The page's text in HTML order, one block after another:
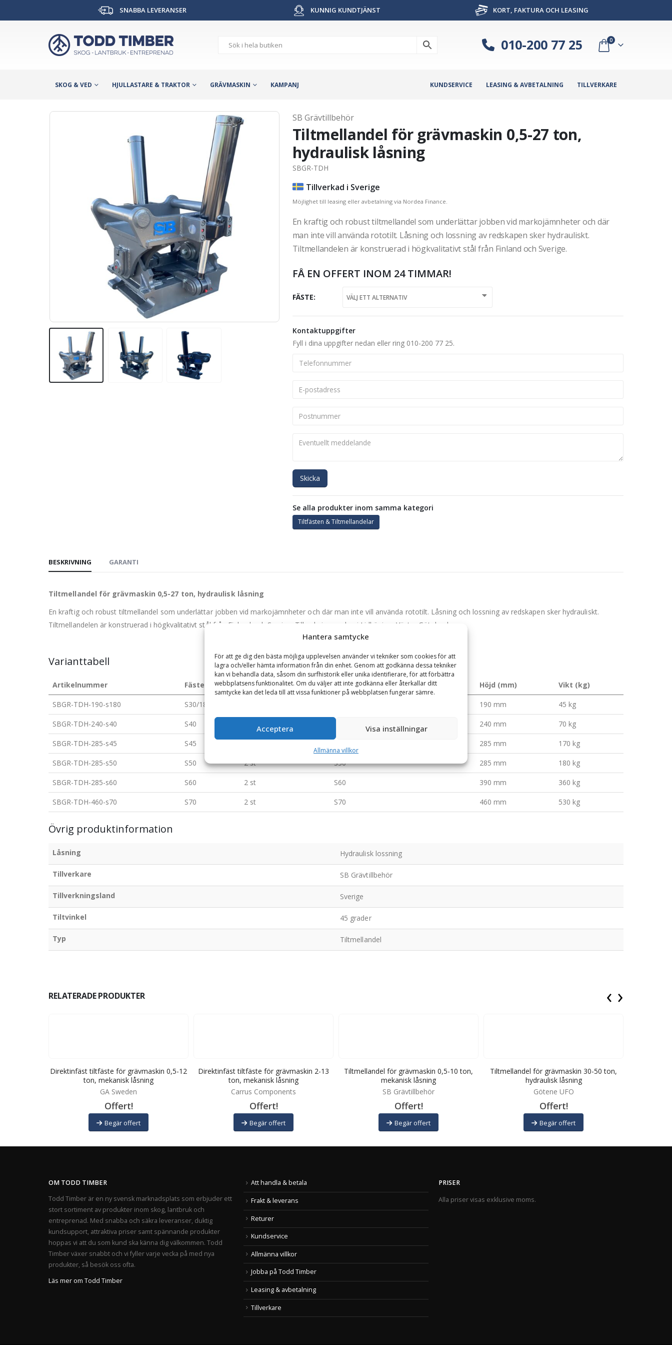
Hantera samtycke
För att ge dig den bästa möjliga upplevelsen använder vi tekniker som cookies för att
lagra och/eller hämta information från din enhet. Genom att godkänna dessa tekniker
kan vi behandla data, såsom din surfhistorik eller unika identifierare, för att förbättra
webbplatsens funktionalitet. Om du väljer att inte godkänna eller återkallar ditt
samtycke kan det leda till att vissa funktioner på webbplatsen fungerar sämre.
Acceptera Visa inställningar
Allmänna villkor
SNABBA LEVERANSER KUNNIG KUNDTJÄNST KORT, FAKTURA OCH LEASING
010-200 77 25 0
SKOG & VED HJULLASTARE & TRAKTOR GRÄVMASKIN KAMPANJ KUNDSERVICE LEASING & AVBETALNING TILLVERKARE
SB Grävtillbehör
Tiltmellandel för grävmaskin 0,5-27 ton,
hydraulisk låsning
SBGR-TDH
Tillverkad i Sverige
Möjlighet till leasing eller avbetalning via Nordea Finance.
En kraftig och robust tiltmellandel som underlättar jobben vid markojämnheter och där
man inte vill använda rototilt. Låsning och lossning av redskapen sker hydrauliskt.
Tiltmellandelen är konstruerad i högkvalitativt stål från Finland och Sverige.
FÅ EN OFFERT INOM 24 TIMMAR!
FÄSTE
Kontaktuppgifter
Fyll i dina uppgifter nedan eller ring 010-200 77 25.
Skicka
Se alla produkter inom samma kategori
Tiltfästen & Tiltmellandelar
BESKRIVNING GARANTI
Tiltmellandel för grävmaskin 0,5-27 ton, hydraulisk låsning
En kraftig och robust tiltmellandel som underlättar jobben vid markojämnheter och där man inte vill använda rototilt. Låsning och lossning av redskapen sker hydrauliskt.
Tiltmellandelen är konstruerad i högkvalitativt stål från Finland och Sverige. Tillverkningen sker i Lidköping, Västra Götaland.
Varianttabell
Artikelnummer Fäste Antal kolvar Fäste (redskapssida) Höjd (mm) Vikt (kg)
SBGR-TDH-190-s180 S30/180 190 mm 45 kg
SBGR-TDH-240-s40 S40 240 mm 70 kg
SBGR-TDH-285-s45 S45 285 mm 170 kg
SBGR-TDH-285-s50 S50 2 st S50 285 mm 180 kg
SBGR-TDH-285-s60 S60 2 st S60 390 mm 360 kg
SBGR-TDH-460-s70 S70 2 st S70 460 mm 530 kg
Övrig produktinformation
Låsning Hydraulisk lossning
Tillverkare SB Grävtillbehör
Tillverkningsland Sverige
Tiltvinkel 45 grader
Typ Tiltmellandel
RELATERADE PRODUKTER
Direktinfäst tiltfäste för grävmaskin 0,5-12
ton, mekanisk låsning
GA Sweden
Offert!
Begär offert
Direktinfäst tiltfäste för grävmaskin 2-13
ton, mekanisk låsning
Carrus Components
Offert!
Begär offert
Tiltmellandel för grävmaskin 0,5-10 ton,
mekanisk låsning
SB Grävtillbehör
Offert!
Begär offert
Tiltmellandel för grävmaskin 30-50 ton,
hydraulisk låsning
Götene UFO
Offert!
Begär offert
‹ ›
OM TODD TIMBER
Todd Timber är en ny svensk marknadsplats som erbjuder ett
stort sortiment av produkter inom skog, lantbruk och
entreprenad. Med snabba och säkra leveranser, duktig
kundsupport, attraktiva priser samt spännande produkter
hoppas vi att du som kund ska känna dig välkommen. Todd
Timber växer snabbt och vi fyller varje vecka på med nya
produkter, så besök oss ofta.
Läs mer om Todd Timber
Att handla & betala
Frakt & leverans
Returer
Kundservice
Allmänna villkor
Jobba på Todd Timber
Leasing & avbetalning
Tillverkare
PRISER
Alla priser visas exklusive moms.